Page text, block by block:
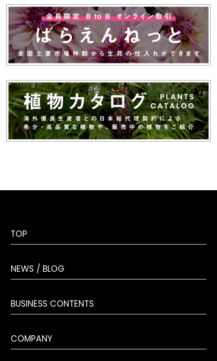
TOP
NEWS / BLOG
BUSINESS CONTENTS
COMPANY